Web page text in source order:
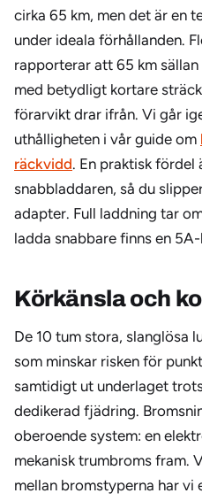
cirka 65 km, men det är en
under ideala förhållanden.
rapporterar att 65 km sällan
med betydligt kortare
förarvikt drar ifrån. Vi går
uthålligheten i vår guide om
räckvidd. En praktisk fördel
snabbladdaren, så du
adapter. Full laddning tar
ladda snabbare finns en
Körkänsla och
De 10 tum stora, slanglösa
som minskar risken för
samtidigt ut underlaget
dedikerad fjädring.
oberoende system: en
mekanisk trumbroms fram.
mellan bromstyperna har vi